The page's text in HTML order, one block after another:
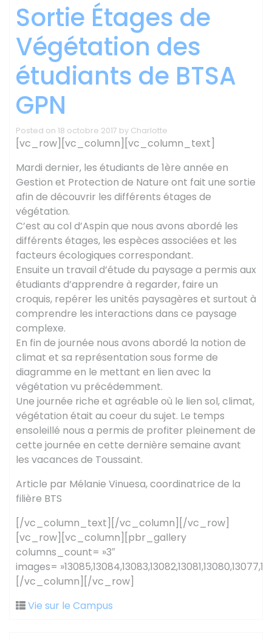
Sortie Étages de
Végétation des
étudiants de BTSA
GPN
Posted on 18 octobre 2017 by Charlotte
[vc_row][vc_column][vc_column_text]
Mardi dernier, les étudiants de 1ère année en
Gestion et Protection de Nature ont fait une sortie
afin de découvrir les différents étages de
végétation.
C’est au col d’Aspin que nous avons abordé les
différents étages, les espèces associées et les
facteurs écologiques correspondant.
Ensuite un travail d’étude du paysage a permis aux
étudiants d’apprendre à regarder, faire un
croquis, repérer les unités paysagères et surtout à
comprendre les interactions dans ce paysage
complexe.
En fin de journée nous avons abordé la notion de
climat et sa représentation sous forme de
diagramme en le mettant en lien avec la
végétation vu précédemment.
Une journée riche et agréable où le lien sol, climat,
végétation était au coeur du sujet. Le temps
ensoleillé nous a permis de profiter pleinement de
cette journée en cette dernière semaine avant
les vacances de Toussaint.
Article par Mélanie Vinuesa, coordinatrice de la
filière BTS
[/vc_column_text][/vc_column][/vc_row]
[vc_row][vc_column][pbr_gallery
columns_count= »3″
images=
[/vc_column][/vc_row]
Vie sur le Campus